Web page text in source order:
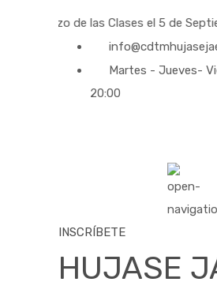
de las Clases el 5 de Septiembre
Martes - Jueves-
20:00
INSCRÍBETE
HUJASE